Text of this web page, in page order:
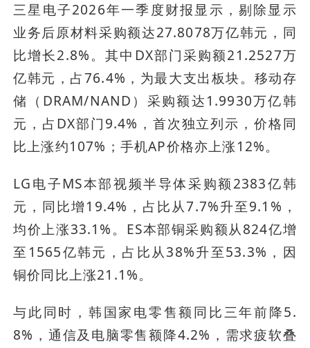
三星电子2026年一季度财报显示，剔除显示
业务后原材料采购额达27.8078万亿韩元，同
比增长2.8%。其中DX部门采购额21.2527万
亿韩元，占76.4%，为最大支出板块。移动存
储（DRAM/NAND）采购额达1.9930万亿韩
元，占DX部门9.4%，首次独立列示，价格同
比上涨约107%；手机AP价格亦上涨12%。
LG电子MS本部视频半导体采购额2383亿韩
元，同比增19.4%，占比从7.7%升至9.1%，
均价上涨33.1%。ES本部铜采购额从824亿增
至1565亿韩元，占比从38%升至53.3%，因
铜价同比上涨21.1%。
与此同时，韩国家电零售额同比三年前降5.
8%，通信及电脑零售额降4.2%，需求疲软叠